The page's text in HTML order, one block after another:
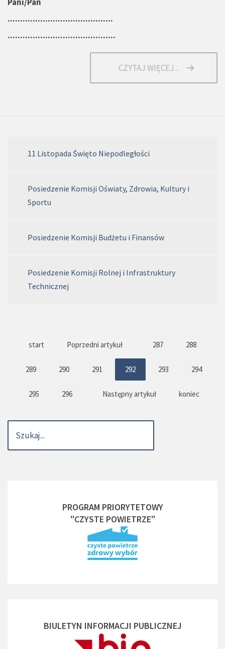
..........................................
...........................................
CZYTAJ WIĘCEJ...
11 Listopada Święto Niepodległości
Posiedzenie Komisji Oświaty, Zdrowia, Kultury i
Sportu
Posiedzenie Komisji Budżetu i Finansów
Posiedzenie Komisji Rolnej i Infrastruktury
Technicznej
start Poprzedni artykuł 287 288
289 290 291 292 293 294
295 296 Następny artykuł koniec
PROGRAM PRIORYTETOWY
"CZYSTE POWIETRZE"
BIULETYN INFORMACJI PUBLICZNEJ